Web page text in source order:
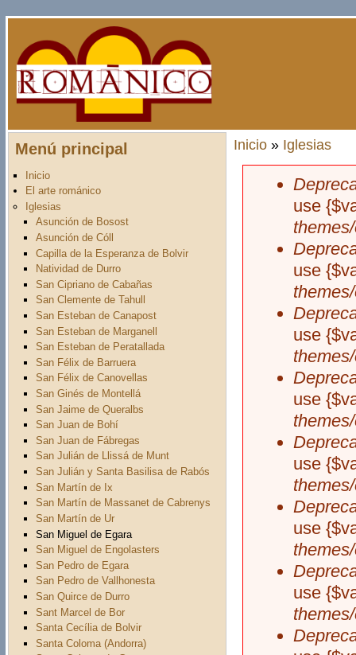
Menú principal
Inicio
El arte románico
Iglesias
Asunción de Bosost
Asunción de Cóll
Capilla de la Esperanza de Bolvir
Natividad de Durro
San Cipriano de Cabañas
San Clemente de Tahull
San Esteban de Canapost
San Esteban de Marganell
San Esteban de Peratallada
San Félix de Barruera
San Félix de Canovellas
San Ginés de Montellá
San Jaime de Queralbs
San Juan de Bohí
San Juan de Fábregas
San Julián de Llissá de Munt
San Julián y Santa Basilisa de Rabós
San Martín de Ix
San Martín de Massanet de Cabrenys
San Martín de Ur
San Miguel de Egara
San Miguel de Engolasters
San Pedro de Egara
San Pedro de Vallhonesta
San Quirce de Durro
Sant Marcel de Bor
Santa Cecília de Bolvir
Santa Coloma (Andorra)
Usted está aquí
Inicio» Iglesias
Mensaje
use
use
use
use
use
use
use